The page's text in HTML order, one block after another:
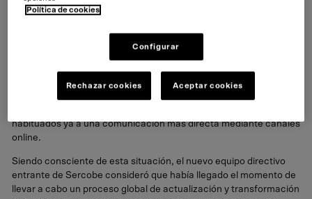
En los últimos años, Sercobe venía experimentando una
tecnologías había traído consigo. De alguna manera, la propuesta
habituados ya a una comunicación más directa mediante canales
online.
Siendo consciente de esta situación, el nuevo equipo directivo
entrante de Sercobe consideró que había llegado el momento de
llevar a cabo un proceso global de actualización y transformación
Política de cookies
Configurar
Rechazar cookies Aceptar cookies